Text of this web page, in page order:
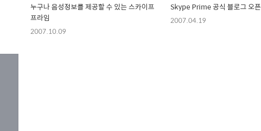
누구나 음성정보를 제공할 수 있는 스카이프
프라임
2007.10.09
Skype Prime 공식 블로그 오픈
2007.04.19